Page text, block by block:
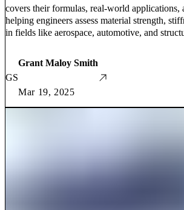
covers their formulas, real-world applications,
helping engineers assess material strength,
in fields like aerospace, automotive, and
GS
Grant Maloy Smith
Mar 19, 2025